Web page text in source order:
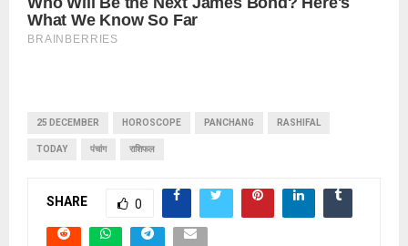
25 DECEMBER HOROSCOPE PANCHANG RASHIFAL
TODAY पंचांग राशिफल
SHARE 0